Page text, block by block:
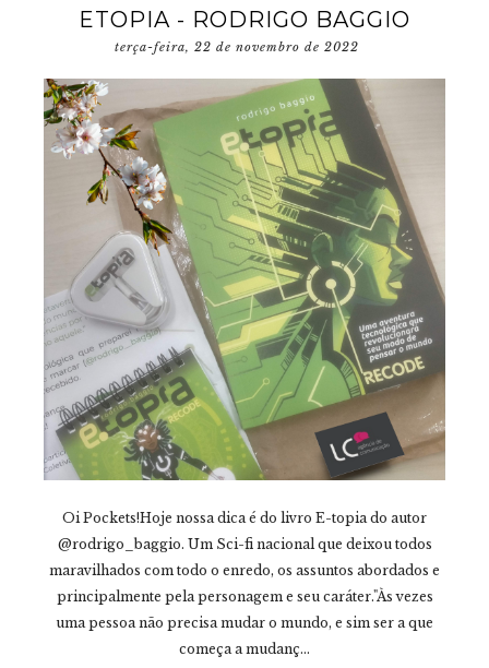
ETOPIA - RODRIGO BAGGIO
terça-feira, 22 de novembro de 2022
Oi Pockets!Hoje nossa dica é do livro E-topia do autor
@rodrigo_baggio. Um Sci-fi nacional que deixou todos
maravilhados com todo o enredo, os assuntos abordados e
principalmente pela personagem e seu caráter."Às vezes
uma pessoa não precisa mudar o mundo, e sim ser a que
começa a mudanç...